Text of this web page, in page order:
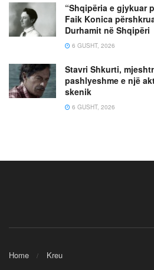
“Shqipëria e gjykuar
Faik Konica
Durhamit në Shqipëri
6 GUSHT, 2026
Stavri Shkurti,
pashlyeshme e një
skenik
6 GUSHT, 2026
Home Kreu